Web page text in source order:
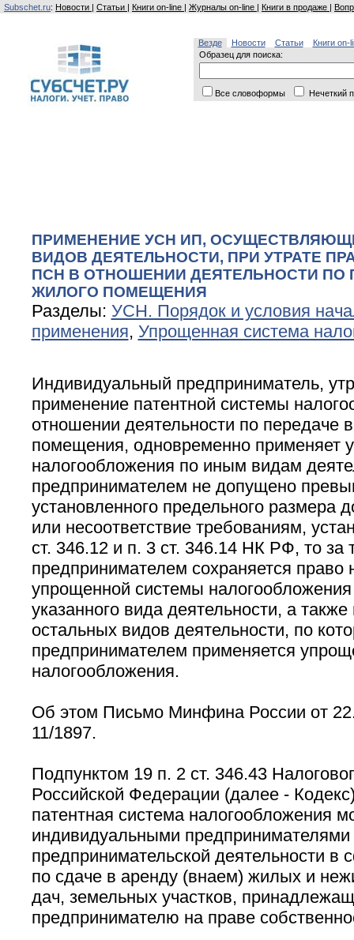
Subschet.ru: Новости | Статьи | Книги on-line | Журналы on-line | Книги в продаже |
Везде Новости Статьи
Книги on-
Образец для поиска:
Все словоформы Нечеткий
ПРИМЕНЕНИЕ УСН ИП,
ВИДОВ ДЕЯТЕЛЬНОСТИ, ПРИ УТРАТЕ
ПСН В ОТНОШЕНИИ ДЕЯТЕЛЬНОСТИ ПО
ЖИЛОГО ПОМЕЩЕНИЯ
Разделы: УСН. Порядок и условия
применения, Упрощенная система
Индивидуальный предприниматель,
применение патентной системы
отношении деятельности по передаче
помещения, одновременно применяет
налогообложения по иным видам
предпринимателем не допущено
установленного предельного размера
или несоответствие требованиям,
ст. 346.12 и п. 3 ст. 346.14 НК РФ, то за
предпринимателем сохраняется право
упрощенной системы
указанного вида деятельности, а
остальных видов деятельности, по
предпринимателем применяется
налогообложения.
Об этом Письмо Минфина России от
11/1897.
Подпунктом 19 п. 2 ст. 346.43
Российской Федерации (далее -
патентная система налогообложения
индивидуальными
предпринимательской деятельности в
по сдаче в аренду (внаем) жилых и
дач, земельных участков,
предпринимателю на праве